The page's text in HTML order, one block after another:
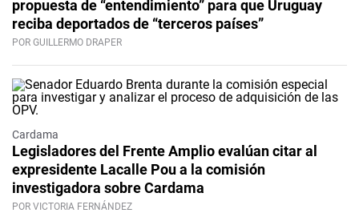
propuesta de “entendimiento” para que Uruguay
reciba deportados de “terceros países”
POR GUILLERMO DRAPER
Cardama
Legisladores del Frente Amplio evalúan citar al
expresidente Lacalle Pou a la comisión
investigadora sobre Cardama
POR VICTORIA FERNÁNDEZ